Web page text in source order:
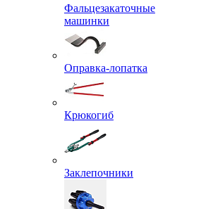
Фальцезакаточные
машинки
Оправка-лопатка
Крюкогиб
Заклепочники